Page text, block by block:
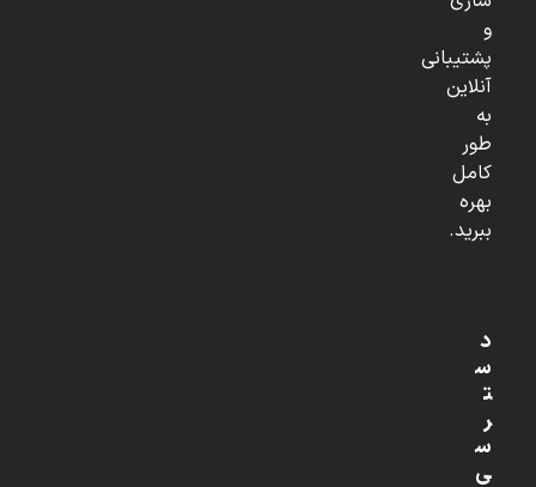
و
پشتیبانی
آنلاین
به
طور
کامل
بهره
ببرید.
د
س
ت
ر
س
ی